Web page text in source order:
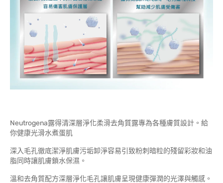
Neutrogena露得清深層淨化柔滑去角質露專為各種膚質設計。給
你健康光滑水煮蛋肌
深入毛孔徹底潔淨肌膚污垢卸淨容易引致粉刺暗粒的殘留彩妝和油
脂同時讓肌膚鎖水保濕。
溫和去角質配方深層淨化毛孔讓肌膚呈現健康彈潤的光澤與觸感。